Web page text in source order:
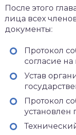
После этого
лица всех
документы:
Протокол
согласие
Устав
Протокол
установлен